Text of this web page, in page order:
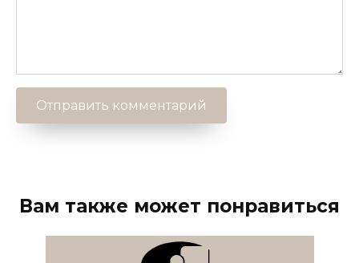
Вам также может понравиться